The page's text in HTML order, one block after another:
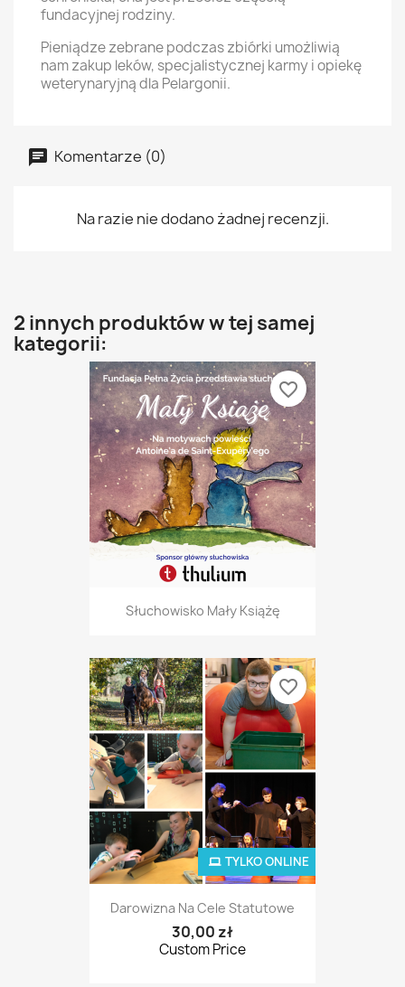
fundacyjnej rodziny.
Pieniądze zebrane podczas zbiórki umożliwią
nam zakup leków, specjalistycznej karmy i opiekę
weterynaryjną dla Pelargonii.
Komentarze (0)
Na razie nie dodano żadnej recenzji.
2 innych produktów w tej samej
kategorii:
Słuchowisko Mały Książę
favorite_border
Darowizna Na Cele Statutowe
30,00 zł
Custom Price
TYLKO ONLINE
favorite_border